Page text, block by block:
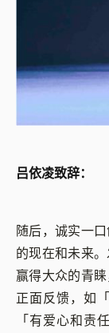
吕依凌致辞：
随后，诚实一
的现在和未来
赢得大众的青
正面反馈，如
「有爱心和责